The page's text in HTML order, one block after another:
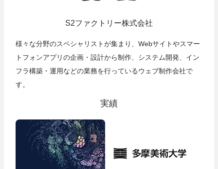
S2ファクトリー株式会社
様々な分野のスペシャリストが集まり、Webサイトやスマー
トフォンアプリの企画・設計から制作、システム開発、イン
フラ構築・運用などの業務を行っているウェブ制作会社で
す。
実績